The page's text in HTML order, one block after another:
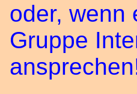
oder, wenn
Gruppe